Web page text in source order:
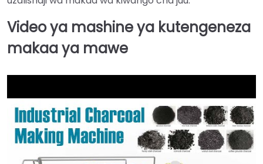
Video ya mashine ya kutengeneza
makaa ya mawe